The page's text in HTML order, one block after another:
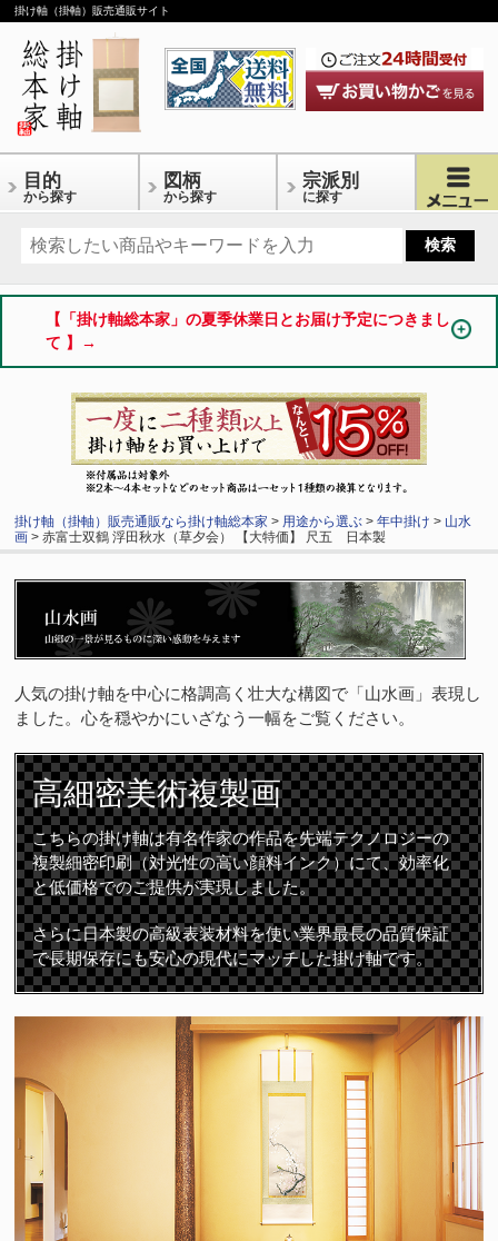
掛け軸（掛軸）販売通販サイト
目的
から探す
図柄
から探す
宗派別
に探す
【「掛け軸総本家」の夏季休業日とお届け予定につきまし
て 】→
掛け軸（掛軸）販売通販なら掛け軸総本家 > 用途から選ぶ >年中掛け > 山水
画 > 赤富士双鶴 浮田秋水（草夕会） 【大特価】 尺五 日本製
人気の掛け軸を中心に格調高く壮大な構図で「山水画」表現し
ました。心を穏やかにいざなう一幅をご覧ください。
高細密美術複製画
こちらの掛け軸は有名作家の作品を先端テクノロジーの
複製細密印刷（対光性の高い顔料インク）にて、効率化
と低価格でのご提供が実現しました。
さらに日本製の高級表装材料を使い業界最長の品質保証
で長期保存にも安心の現代にマッチした掛け軸です。